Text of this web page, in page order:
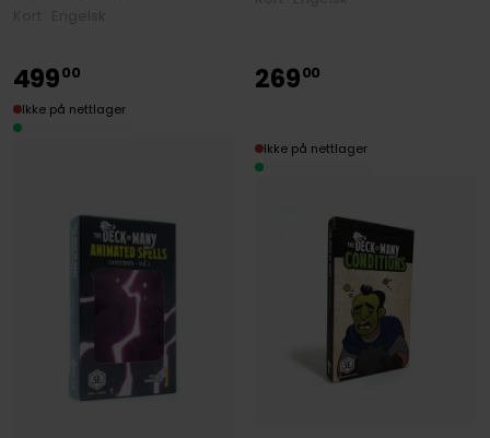
49900
Ikke på nettlager
26900
Ikke på nettlager